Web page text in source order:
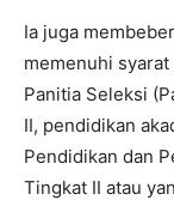
Ia juga
memenuhi
Panitia Seleksi
II, pendidikan
Pendidikan dan
Tingkat II atau